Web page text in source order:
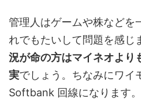
管理人はゲームや株などを
れでもたいして問題を感じ
況が命の方はマイネオより
実でしょう。ちなみにワイ
Softbank 回線になります。